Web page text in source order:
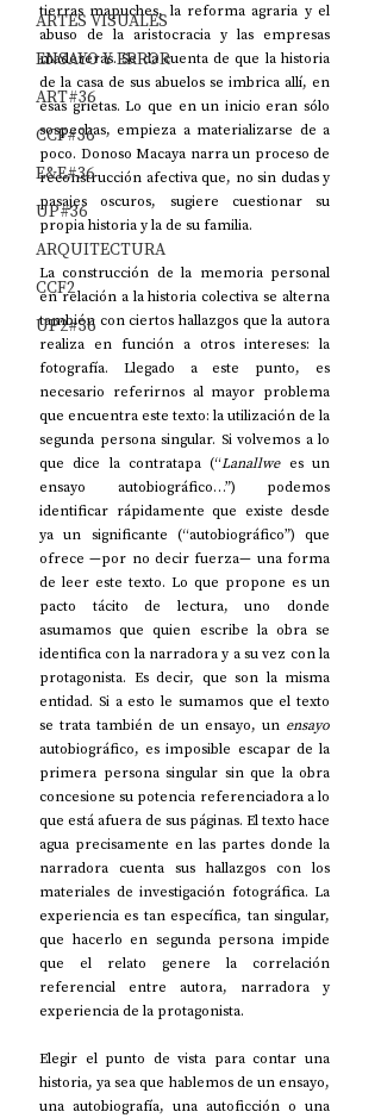
ARTES VISUALES
ENSAYO Y ERROR
ART#36
CCF#36
E&E#36
UP#36
ARQUITECTURA
CCF2
UP2#36
tierras mapuches, la reforma agraria y el
abuso de la aristocracia y las empresas
madereras. Se da cuenta de que la historia
de la casa de sus abuelos se imbrica allí, en
esas grietas. Lo que en un inicio eran sólo
sospechas, empieza a materializarse de a
poco. Donoso Macaya narra un proceso de
reconstrucción afectiva que, no sin dudas y
pasajes oscuros, sugiere cuestionar su
propia historia y la de su familia.
La construcción de la memoria personal
en relación a la historia colectiva se alterna
también con ciertos hallazgos que la autora
realiza en función a otros intereses: la
fotografía. Llegado a este punto, es
necesario referirnos al mayor problema
que encuentra este texto: la utilización de la
segunda persona singular. Si volvemos a lo
que dice la contratapa (“Lanallwe es un
ensayo autobiográfico…”) podemos
identificar rápidamente que existe desde
ya un significante (“autobiográfico”) que
ofrece —por no decir fuerza— una forma
de leer este texto. Lo que propone es un
pacto tácito de lectura, uno donde
asumamos que quien escribe la obra se
identifica con la narradora y a su vez con la
protagonista. Es decir, que son la misma
entidad. Si a esto le sumamos que el texto
se trata también de un ensayo, un ensayo
autobiográfico, es imposible escapar de la
primera persona singular sin que la obra
concesione su potencia referenciadora a lo
que está afuera de sus páginas. El texto hace
agua precisamente en las partes donde la
narradora cuenta sus hallazgos con los
materiales de investigación fotográfica. La
experiencia es tan específica, tan singular,
que hacerlo en segunda persona impide
que el relato genere la correlación
referencial entre autora, narradora y
experiencia de la protagonista.
Elegir el punto de vista para contar una
historia, ya sea que hablemos de un ensayo,
una autobiografía, una autoficción o una